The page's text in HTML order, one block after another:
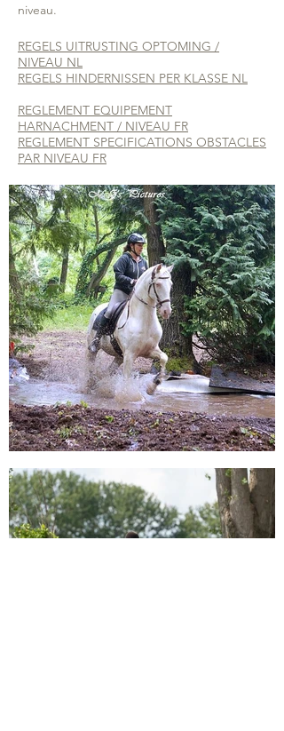
niveau.
REGELS UITRUSTING OPTOMING /
NIVEAU NL
REGELS HINDERNISSEN PER KLASSE NL
REGLEMENT EQUIPEMENT
HARNACHMENT / NIVEAU FR
REGLEMENT SPECIFICATIONS OBSTACLES
PAR NIVEAU FR